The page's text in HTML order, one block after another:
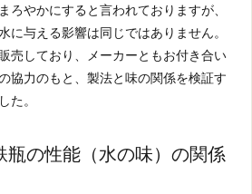
ろやかにすると言われておりますが、
に与える影響は同じではありません。
売しており、メーカーともお付き合い
協力のもと、製法と味の関係を検証す
た。
瓶の性能（水の味）の関係